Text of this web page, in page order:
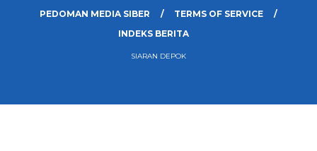
PEDOMAN MEDIA SIBER
TERMS OF SERVICE
INDEKS BERITA
SIARAN DEPOK